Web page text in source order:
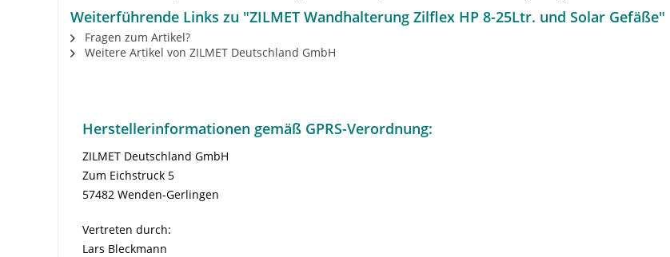
Weiterführende Links zu "ZILMET Wandhalterung Zilflex HP 8-25Ltr. und Solar Gefäße"
Fragen zum Artikel?
Weitere Artikel von ZILMET Deutschland GmbH
Herstellerinformationen gemäß GPRS-Verordnung:
ZILMET Deutschland GmbH
Zum Eichstruck 5
57482 Wenden-Gerlingen
Vertreten durch:
Lars Bleckmann